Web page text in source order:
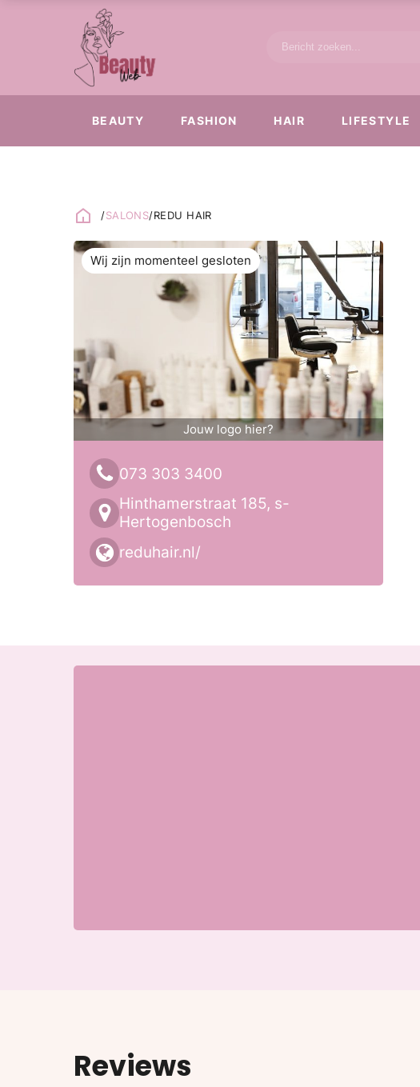
BEAUTY FASHION HAIR LIFESTYLE
/SALONS/REDU HAIR
Jouw logo hier?
Wij zijn momenteel gesloten
073 303 3400
Hinthamerstraat 185, s-
Hertogenbosch
reduhair.nl/
Reviews